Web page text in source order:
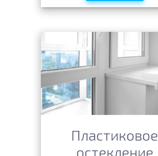
Пластиковое
остекление